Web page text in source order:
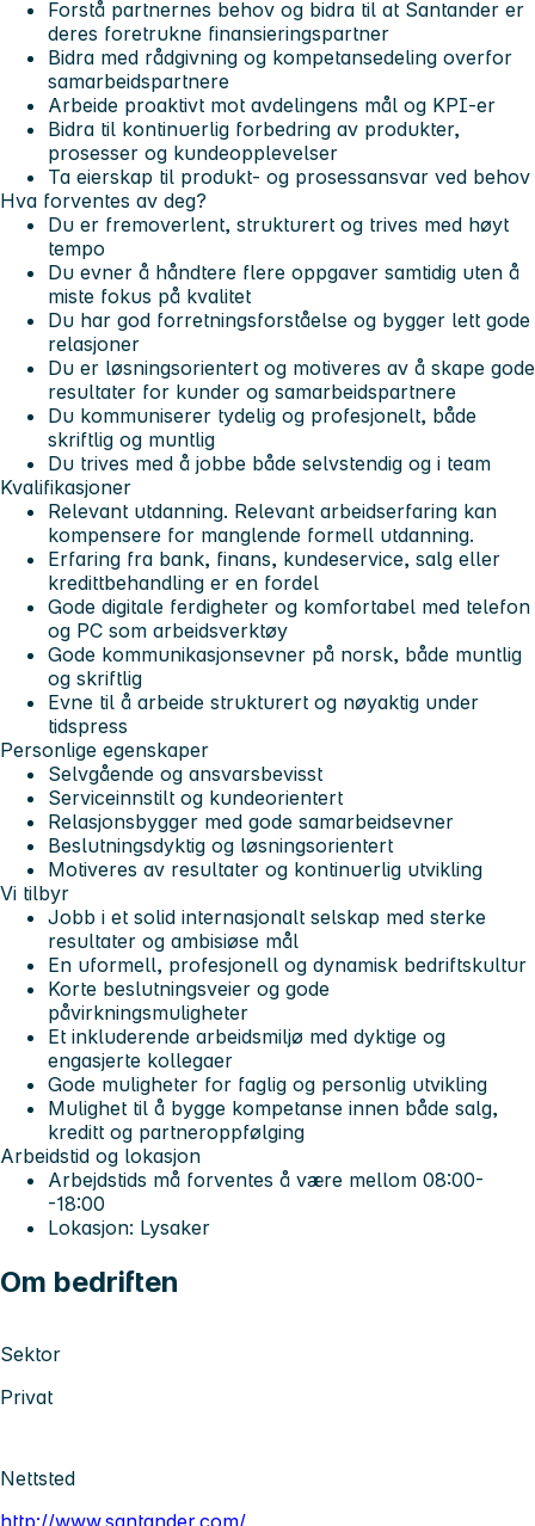
Forstå partnernes behov og bidra til at Santander er
deres foretrukne finansieringspartner
Bidra med rådgivning og kompetansedeling overfor
samarbeidspartnere
Arbeide proaktivt mot avdelingens mål og KPI-er
Bidra til kontinuerlig forbedring av produkter,
prosesser og kundeopplevelser
Ta eierskap til produkt- og prosessansvar ved behov
Hva forventes av deg?
Du er fremoverlent, strukturert og trives med høyt
tempo
Du evner å håndtere flere oppgaver samtidig uten å
miste fokus på kvalitet
Du har god forretningsforståelse og bygger lett gode
relasjoner
Du er løsningsorientert og motiveres av å skape gode
resultater for kunder og samarbeidspartnere
Du kommuniserer tydelig og profesjonelt, både
skriftlig og muntlig
Du trives med å jobbe både selvstendig og i team
Kvalifikasjoner
Relevant utdanning. Relevant arbeidserfaring kan
kompensere for manglende formell utdanning.
Erfaring fra bank, finans, kundeservice, salg eller
kredittbehandling er en fordel
Gode digitale ferdigheter og komfortabel med telefon
og PC som arbeidsverktøy
Gode kommunikasjonsevner på norsk, både muntlig
og skriftlig
Evne til å arbeide strukturert og nøyaktig under
tidspress
Personlige egenskaper
Selvgående og ansvarsbevisst
Serviceinnstilt og kundeorientert
Relasjonsbygger med gode samarbeidsevner
Beslutningsdyktig og løsningsorientert
Motiveres av resultater og kontinuerlig utvikling
Vi tilbyr
Jobb i et solid internasjonalt selskap med sterke
resultater og ambisiøse mål
En uformell, profesjonell og dynamisk bedriftskultur
Korte beslutningsveier og gode
påvirkningsmuligheter
Et inkluderende arbeidsmiljø med dyktige og
engasjerte kollegaer
Gode muligheter for faglig og personlig utvikling
Mulighet til å bygge kompetanse innen både salg,
kreditt og partneroppfølging
Arbeidstid og lokasjon
Arbejdstids må forventes å være mellom 08:00-
-18:00
Lokasjon: Lysaker
Om bedriften
Sektor
Privat
Nettsted
http://www.santander.com/